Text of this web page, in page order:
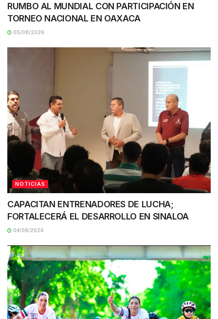
RUMBO AL MUNDIAL CON PARTICIPACIÓN EN
TORNEO NACIONAL EN OAXACA
05/08/2026
NOTICIAS
CAPACITAN ENTRENADORES DE LUCHA;
FORTALECERÁ EL DESARROLLO EN SINALOA
04/08/2026